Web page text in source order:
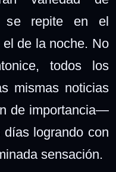
se repite en el
de la noche. No
todos los
mismas noticias
de importancia—
logrando con
sensación.